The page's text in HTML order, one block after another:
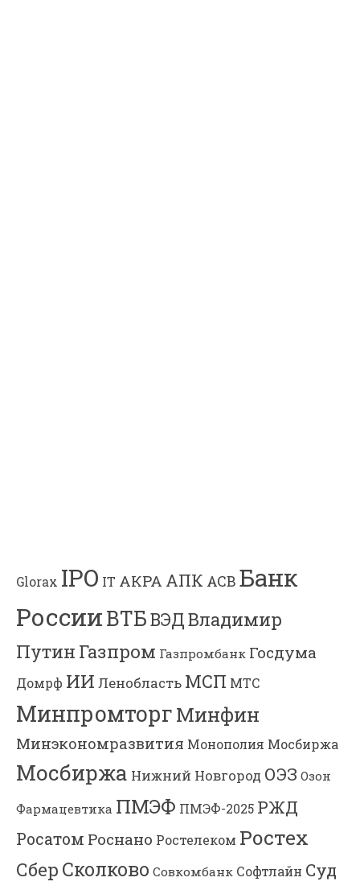
Glorax IPO IT АКРА АПК АСВ Банк
РоссииВТБВЭДВладимир
Путин Газпром Газпромбанк Госдума
Домрф ИИ Ленобласть МСП МТС
МинпромторгМинфин
Минэкономразвития Монополия Мосбиржа
Мосбиржа Нижний Новгород ОЭЗ Озон
Фармацевтика ПМЭФ ПМЭФ-2025 РЖД
Росатом Роснано Ростелеком Ростех
Сбер Сколково Совкомбанк Софтлайн Суд